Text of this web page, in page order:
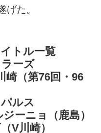
げた。
トル一覧
ーズ
崎（第76回・96
ルス
ーニョ（鹿島）
V川崎）